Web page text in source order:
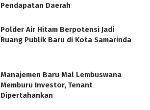
Pendapatan Daerah
Polder Air Hitam Berpotensi Jadi
Ruang Publik Baru di Kota Samarinda
Manajemen Baru Mal Lembuswana
Memburu Investor, Tenant
Dipertahankan